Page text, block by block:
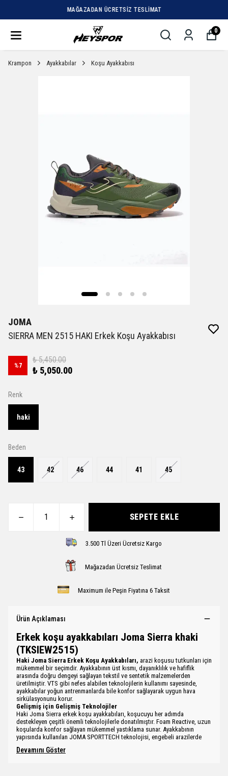
MAĞAZADAN ÜCRETSIZ TESLIMAT
0
Krampon Ayakkabılar Koşu Ayakkabısı
JOMA
SIERRA MEN 2515 HAKI Erkek Koşu Ayakkabısı
%7
₺ 5,450.00
₺ 5,050.00
Renk
haki
Beden
43 42 46 44 41 45
SEPETE EKLE
3.500 Tl Üzeri Ücretsiz Kargo
Mağazadan Ücretsiz Teslimat
Maximum ile Peşin Fiyatına 6 Taksit
Ürün Açıklaması
Erkek koşu ayakkabıları Joma Sierra khaki
(TKSIEW2515)
Haki Joma Sierra Erkek Koşu Ayakkabıları, arazi koşusu tutkunları için
mükemmel bir seçimdir. Ayakkabının üst kısmı, dayanıklılık ve hafiflik
arasında doğru dengeyi sağlayan tekstil ve sentetik malzemelerden
üretilmiştir. VTS gibi nefes alabilen teknolojilerin kullanımı sayesinde,
ayakkabılar yoğun antrenmanlarda bile konfor sağlayarak uygun hava
sirkülasyonunu korur.
Gelişmiş için Gelişmiş Teknolojiler
Haki Joma Sierra erkek koşu ayakkabıları, koşucuyu her adımda
destekleyen çeşitli önemli teknolojilerle donatılmıştır. Foam Reactive, uzun
koşularda konfor sağlayan mükemmel yastıklama sunar. Ayakkabının
yapısında kullanılan JOMA SPORTTECH teknolojisi, engebeli arazilerde
Devamını Göster